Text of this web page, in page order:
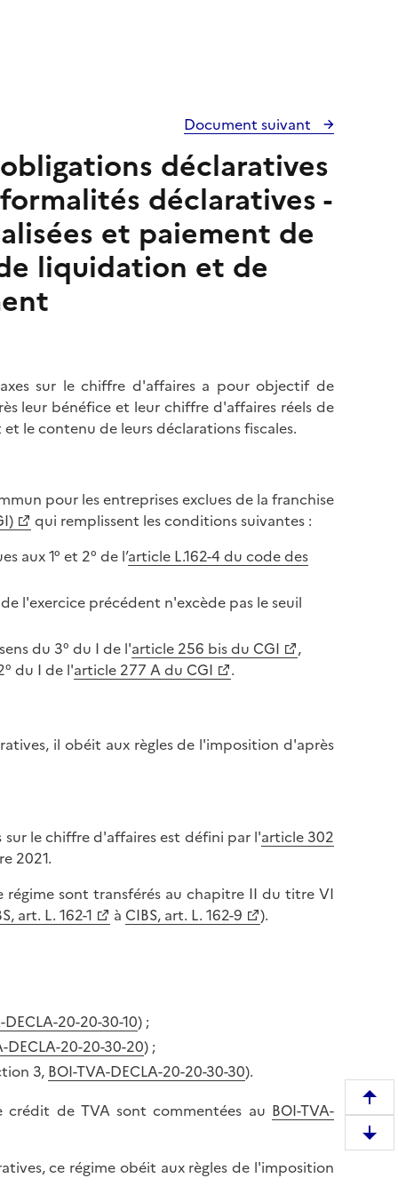
Document suivant
déclaratives
déclaratives -
et paiement de
liquidation et de
sur le chiffre d'affaires a pour objectif de
leur bénéfice et leur chiffre d'affaires réels de
le contenu de leurs déclarations fiscales.
pour les entreprises exclues de la franchise
qui remplissent les conditions suivantes :
aux 1° et 2° de l’article L.162-4 du code des
l'exercice précédent n'excède pas le seuil
du 3° du I de l'article 256 bis du CGI
,
du I de l'article 277 A du CGI
.
il obéit aux règles de l'imposition d'après
le chiffre d'affaires est défini par l'article 302
2021.
régime sont transférés au chapitre II du titre VI
art. L. 162-1 à CIBS, art. L. 162-9
).
DECLA-20-20-30-10) ;
DECLA-20-20-30-20) ;
3, BOI-TVA-DECLA-20-20-30-30).
crédit de TVA sont commentées au BOI-TVA-
ce régime obéit aux règles de l'imposition
e
m
D